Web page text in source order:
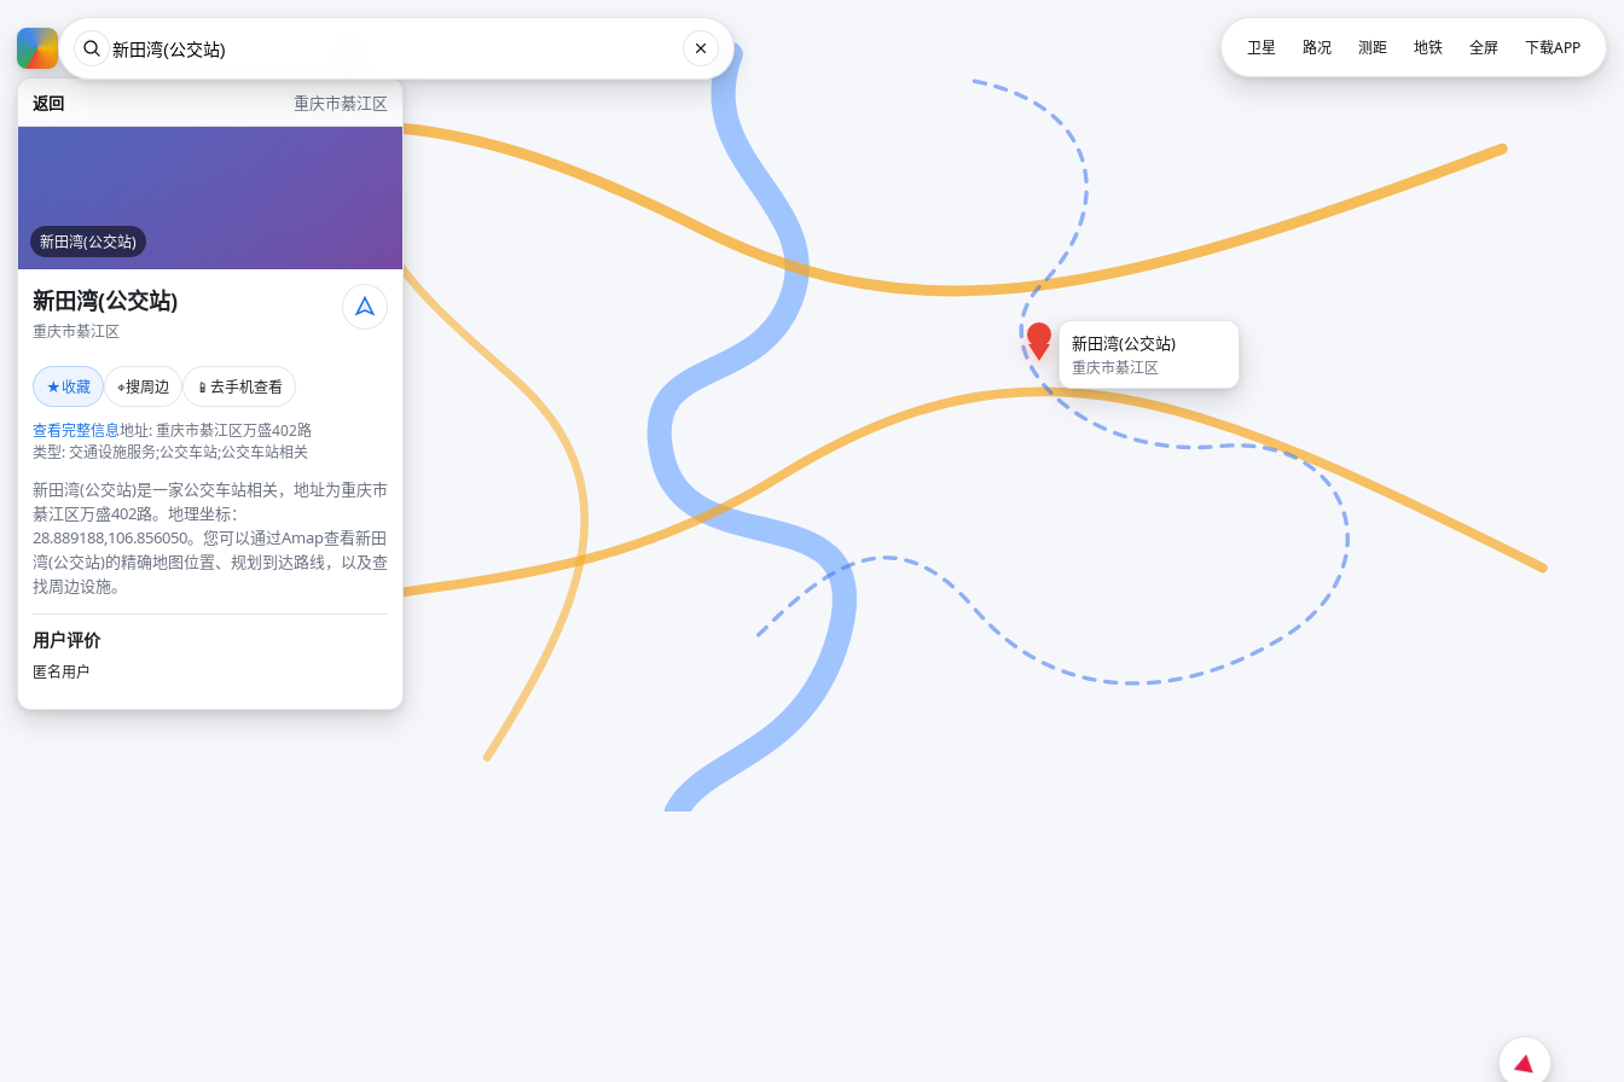
返回 重庆市綦江区
新田湾(公交站)
新田湾(公交站)
重庆市綦江区
★收藏 ⌖搜周边 📱 去手机查看
查看完整信息地址: 重庆市綦江区万盛402路
类型: 交通设施服务;公交车站;公交车站相关
新田湾(公交站)是一家公交车站相关，地址为重庆市
綦江区万盛402路。地理坐标：
28.889188,106.856050。您可以通过Amap查看新田
湾(公交站)的精确地图位置、规划到达路线，以及查
找周边设施。
用户评价
匿名用户
新田湾(公交站)
重庆市綦江区
卫星 路况 测距 地铁 全屏 下载APP